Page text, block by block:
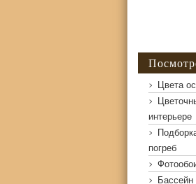
Жестяные банки и
Цвета
интерьере
погреб